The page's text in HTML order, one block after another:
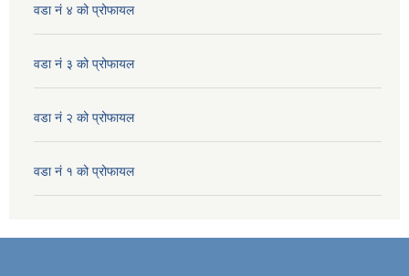
वडा नं ४ को प्रोफायल
वडा नं ३ को प्रोफायल
वडा नं २ को प्रोफायल
वडा नं १ को प्रोफायल